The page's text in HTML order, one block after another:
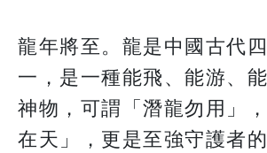
龍年將至。龍是中國古代
一，是一種能飛、能游、
神物，可謂「潛龍勿用」
在天」，更是至強守護者的